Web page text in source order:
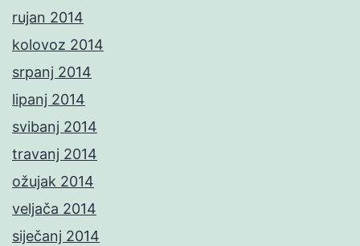
rujan 2014
kolovoz 2014
srpanj 2014
lipanj 2014
svibanj 2014
travanj 2014
ožujak 2014
veljača 2014
siječanj 2014